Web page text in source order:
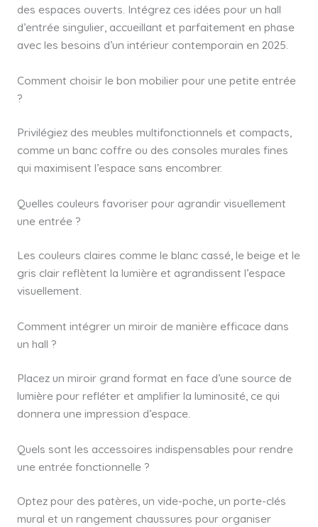
des espaces ouverts. Intégrez ces idées pour un hall
d’entrée singulier, accueillant et parfaitement en phase
avec les besoins d’un intérieur contemporain en 2025.
Comment choisir le bon mobilier pour une petite entrée
?
Privilégiez des meubles multifonctionnels et compacts,
comme un banc coffre ou des consoles murales fines
qui maximisent l’espace sans encombrer.
Quelles couleurs favoriser pour agrandir visuellement
une entrée ?
Les couleurs claires comme le blanc cassé, le beige et le
gris clair reflètent la lumière et agrandissent l’espace
visuellement.
Comment intégrer un miroir de manière efficace dans
un hall ?
Placez un miroir grand format en face d’une source de
lumière pour refléter et amplifier la luminosité, ce qui
donnera une impression d’espace.
Quels sont les accessoires indispensables pour rendre
une entrée fonctionnelle ?
Optez pour des patères, un vide-poche, un porte-clés
mural et un rangement chaussures pour organiser